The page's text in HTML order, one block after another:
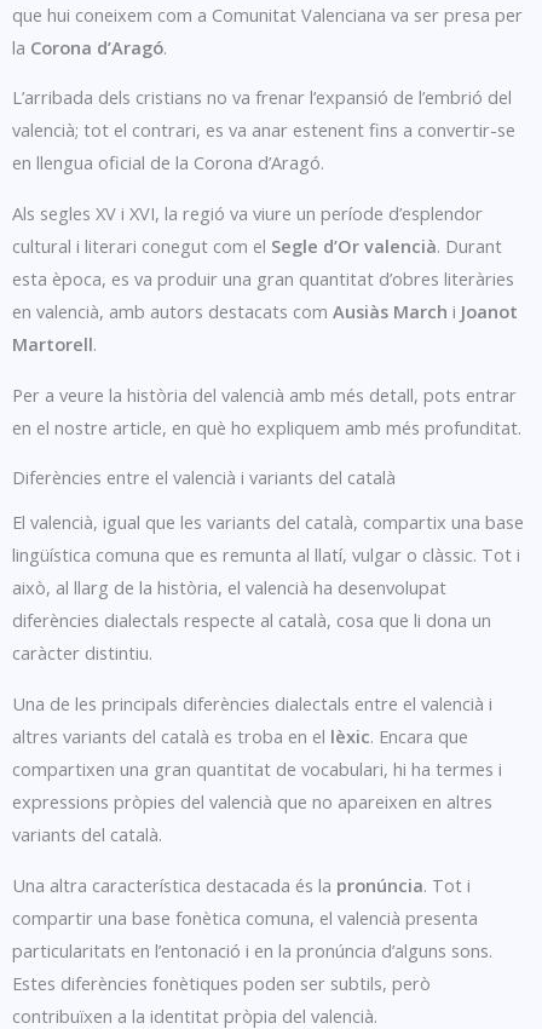
que hui coneixem com a Comunitat Valenciana va ser presa per
la Corona d’Aragó.
L’arribada dels cristians no va frenar l’expansió de l’embrió del
valencià; tot el contrari, es va anar estenent fins a convertir-se
en llengua oficial de la Corona d’Aragó.
Als segles XV i XVI, la regió va viure un període d’esplendor
cultural i literari conegut com el Segle d’Or valencià. Durant
esta època, es va produir una gran quantitat d’obres literàries
en valencià, amb autors destacats com Ausiàs March i Joanot
Martorell.
Per a veure la història del valencià amb més detall, pots entrar
en el nostre article, en què ho expliquem amb més profunditat.
Diferències entre el valencià i variants del català
El valencià, igual que les variants del català, compartix una base
lingüística comuna que es remunta al llatí, vulgar o clàssic. Tot i
això, al llarg de la història, el valencià ha desenvolupat
diferències dialectals respecte al català, cosa que li dona un
caràcter distintiu.
Una de les principals diferències dialectals entre el valencià i
altres variants del català es troba en el lèxic. Encara que
compartixen una gran quantitat de vocabulari, hi ha termes i
expressions pròpies del valencià que no apareixen en altres
variants del català.
Una altra característica destacada és la pronúncia. Tot i
compartir una base fonètica comuna, el valencià presenta
particularitats en l’entonació i en la pronúncia d’alguns sons.
Estes diferències fonètiques poden ser subtils, però
contribuïxen a la identitat pròpia del valencià.